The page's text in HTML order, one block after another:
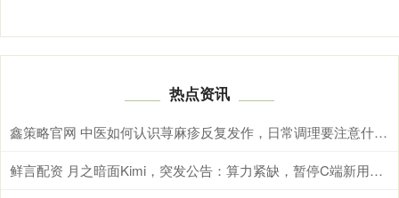
热点资讯
鑫策略官网 中医如何认识荨麻疹反复发作，日常调理要注意什么？
鲜言配资 月之暗面Kimi，突发公告：算力紧缺，暂停C端新用户订阅